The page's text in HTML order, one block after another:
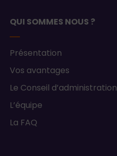
QUI SOMMES NOUS ?
Présentation
Vos avantages
Le Conseil d’administration
L’équipe
La FAQ